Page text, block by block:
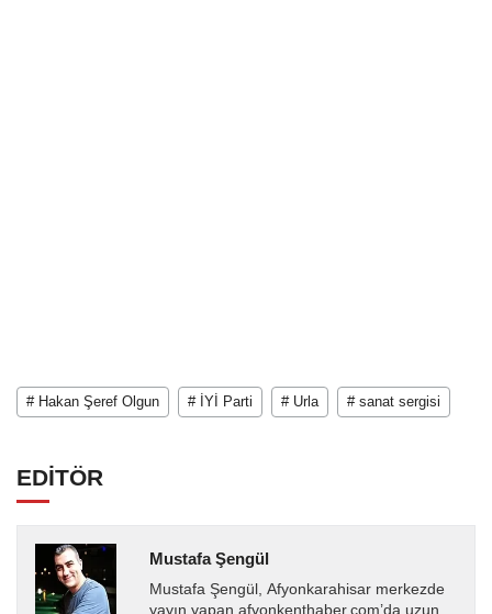
# Hakan Şeref Olgun # İYİ Parti # Urla # sanat sergisi
EDİTÖR
Mustafa Şengül
Mustafa Şengül, Afyonkarahisar merkezde
yayın yapan afyonkenthaber.com’da uzun